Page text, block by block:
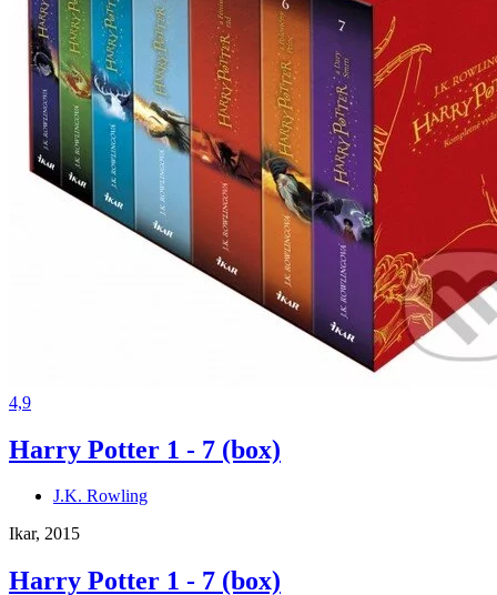
4,9
Harry Potter 1 - 7 (box)
J.K. Rowling
Ikar, 2015
Harry Potter 1 - 7 (box)